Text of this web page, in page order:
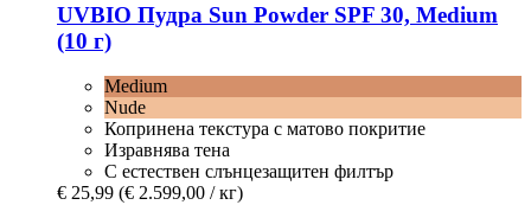
UVBIO Пудра Sun Powder SPF 30, Medium
(10 г)
Medium
Nude
Копринена текстура с матово покритие
Изравнява тена
С естествен слънцезащитен филтър
€ 25,99 (€ 2.599,00 / кг)